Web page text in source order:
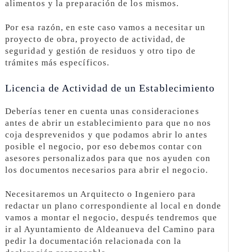
alimentos y la preparación de los mismos.
Por esa razón, en este caso vamos a necesitar un
proyecto de obra, proyecto de actividad, de
seguridad y gestión de residuos y otro tipo de
trámites más específicos.
Licencia de Actividad de un Establecimiento
Deberías tener en cuenta unas consideraciones
antes de abrir un establecimiento para que no nos
coja desprevenidos y que podamos abrir lo antes
posible el negocio, por eso debemos contar con
asesores personalizados para que nos ayuden con
los documentos necesarios para abrir el negocio.
Necesitaremos un Arquitecto o Ingeniero para
redactar un plano correspondiente al local en donde
vamos a montar el negocio, después tendremos que
ir al Ayuntamiento de Aldeanueva del Camino para
pedir la documentación relacionada con la